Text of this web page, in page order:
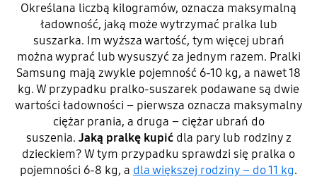
Określana liczbą kilogramów, oznacza maksymalną
ładowność, jaką może wytrzymać pralka lub
suszarka. Im wyższa wartość, tym więcej ubrań
można wyprać lub wysuszyć za jednym razem. Pralki
Samsung mają zwykle pojemność 6-10 kg, a nawet 18
kg. W przypadku pralko-suszarek podawane są dwie
wartości ładowności – pierwsza oznacza maksymalny
ciężar prania, a druga – ciężar ubrań do
suszenia. Jaką pralkę kupićdla pary lub rodziny z
dzieckiem? W tym przypadku sprawdzi się pralka o
pojemności 6-8 kg, a dla większej rodziny – do 11 kg.